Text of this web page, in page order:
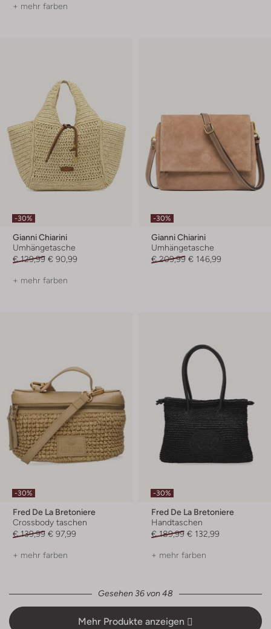
+ mehr farben
-30%
Gianni Chiarini
Umhängetasche
€ 129,99 € 90,99
+ mehr farben
-30%
Gianni Chiarini
Umhängetasche
€ 209,99 € 146,99
-30%
Fred De La Bretoniere
Crossbody taschen
€ 139,99 € 97,99
+ mehr farben
-30%
Fred De La Bretoniere
Handtaschen
€ 189,99 € 132,99
+ mehr farben
Gesehen 36 von 48
Mehr Produkte anzeigen